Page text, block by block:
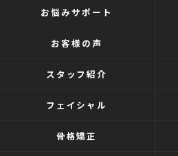
お悩みサポート
お客様の声
スタッフ紹介
フェイシャル
骨格矯正